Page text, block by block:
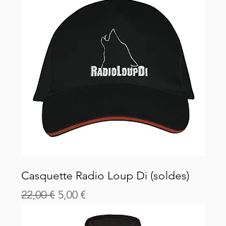
Casquette Radio Loup Di (soldes)
Vanlig pris
22,00 € Salgspris
5,00 €